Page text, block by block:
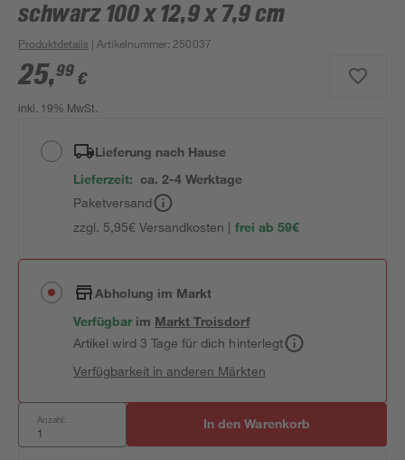
schwarz 100 x 12,9 x 7,9 cm
Produktdetails | Artikelnummer: 250037
25,99 €
inkl. 19% MwSt.
Lieferung nach Hause
Lieferzeit: ca. 2-4 Werktage
Paketversand
zzgl. 5,95€ Versandkosten | frei ab 59€
Abholung im Markt
Verfügbar im MarktTroisdorf
Artikel wird 3 Tage für dich hinterlegt
Verfügbarkeit in anderen Märkten
Anzahl: In den Warenkorb